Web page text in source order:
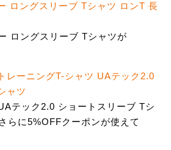
ロングスリーブ Tシャツ ロンT 長
ロングスリーブ Tシャツが
レーニングT-シャツ UAテック2.0
ャツ
テック2.0 ショートスリーブ Tシ
らに5%OFFクーポンが使えて